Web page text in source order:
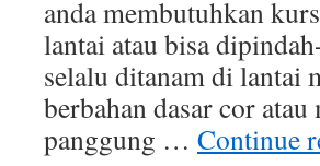
anda membutuhkan
lantai atau bisa
selalu ditanam di lantai
berbahan dasar cor
panggung … Continue